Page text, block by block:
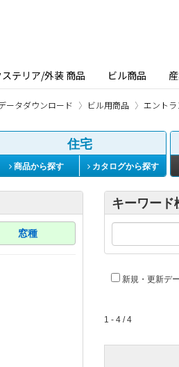
テリア/外装 商品 ビル商品
ータダウンロード ビル用商品 エント
住宅
商品から探す カタログから探す
窓種
キーワード
新規・更新デ
1 - 4 / 4